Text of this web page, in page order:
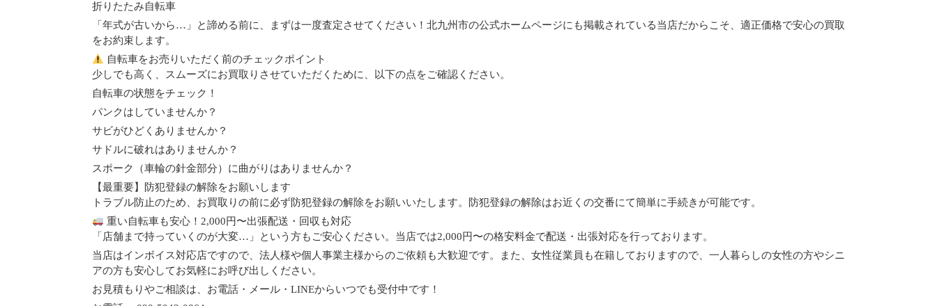
折りたたみ自転車
「年式が古いから…」と諦める前に、まずは一度査定させてください！北九州市の公式ホームページにも掲載されている当店だからこそ、適正価格で安心の買取
をお約束します。
自転車をお売りいただく前のチェックポイント
少しでも高く、スムーズにお買取りさせていただくために、以下の点をご確認ください。
自転車の状態をチェック！
パンクはしていませんか？
サビがひどくありませんか？
サドルに破れはありませんか？
スポーク（車輪の針金部分）に曲がりはありませんか？
【最重要】防犯登録の解除をお願いします
トラブル防止のため、お買取りの前に必ず防犯登録の解除をお願いいたします。防犯登録の解除はお近くの交番にて簡単に手続きが可能です。
重い自転車も安心！2,000円〜出張配送・回収も対応
「店舗まで持っていくのが大変…」という方もご安心ください。当店では2,000円〜の格安料金で配送・出張対応を行っております。
当店はインボイス対応店ですので、法人様や個人事業主様からのご依頼も大歓迎です。また、女性従業員も在籍しておりますので、一人暮らしの女性の方やシニ
アの方も安心してお気軽にお呼び出しください。
お見積もりやご相談は、お電話・メール・LINEからいつでも受付中です！